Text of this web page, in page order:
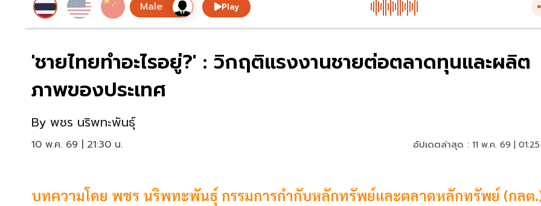
Play
'ชายไทยทำอะไรอยู่?' : วิกฤติแรงงานชายต่อตลาดทุนและผลิต
ภาพของประเทศ
By พชร นริพทะพันธุ์​​
10 พ.ค. 69 | 21:30 น. อัปเดตล่าสุด : 11 พ.ค. 69 |
บทความโดย พชร นริพทะพันธุ์ กรรมการกำกับหลักทรัพย์และตลาดหลักทรัพย์ (กลต